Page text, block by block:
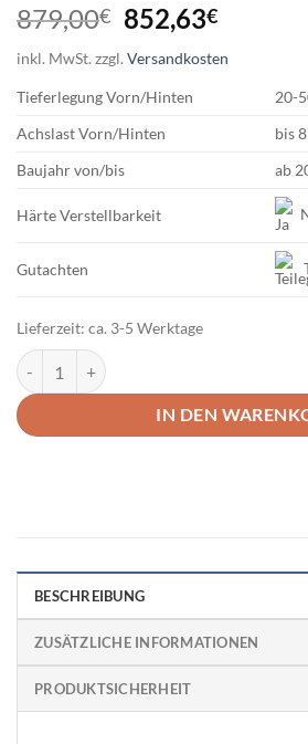
879,00€ Ursprünglicher
Preis
war:
879,00€
852,63€
ist:
inkl. MwSt. zzgl. Versandkosten
TieferlegungVorn/Hinten
20-
AchslastVorn/Hinten
bis
Baujahrvon/bis ab
Härte Verstellbarkeit
Gutachten
Lieferzeit: ca. 3-5 Werktage
ST Suspensions STX Gewindefahrwerk
IN DEN
BESCHREIBUNG
ZUSÄTZLICHE INFORMATIONEN
PRODUKTSICHERHEIT